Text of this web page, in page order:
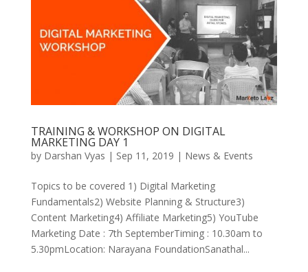
TRAINING & WORKSHOP ON DIGITAL
MARKETING DAY 1
by Darshan Vyas | Sep 11, 2019 | News & Events
Topics to be covered 1) Digital Marketing
Fundamentals2) Website Planning & Structure3)
Content Marketing4) Affiliate Marketing5) YouTube
Marketing Date : 7th SeptemberTiming : 10.30am to
5.30pmLocation: Narayana FoundationSanathal...